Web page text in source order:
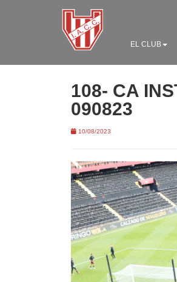
EL CLUB
108- CA
090823
10/08/2023